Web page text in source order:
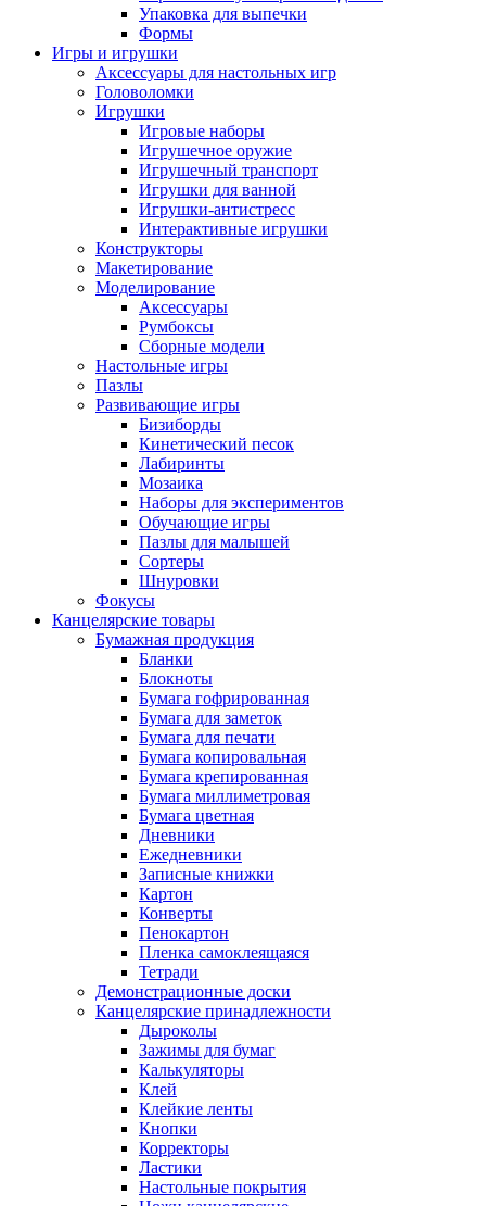
Упаковка для выпечки
Формы
Игры и игрушки
Аксессуары для настольных игр
Головоломки
Игрушки
Игровые наборы
Игрушечное оружие
Игрушечный транспорт
Игрушки для ванной
Игрушки-антистресс
Интерактивные игрушки
Конструкторы
Макетирование
Моделирование
Аксессуары
Румбоксы
Сборные модели
Настольные игры
Пазлы
Развивающие игры
Бизиборды
Кинетический песок
Лабиринты
Мозаика
Наборы для экспериментов
Обучающие игры
Пазлы для малышей
Сортеры
Шнуровки
Фокусы
Канцелярские товары
Бумажная продукция
Бланки
Блокноты
Бумага гофрированная
Бумага для заметок
Бумага для печати
Бумага копировальная
Бумага крепированная
Бумага миллиметровая
Бумага цветная
Дневники
Ежедневники
Записные книжки
Картон
Конверты
Пенокартон
Пленка самоклеящаяся
Тетради
Демонстрационные доски
Канцелярские принадлежности
Дыроколы
Зажимы для бумаг
Калькуляторы
Клей
Клейкие ленты
Кнопки
Корректоры
Ластики
Настольные покрытия